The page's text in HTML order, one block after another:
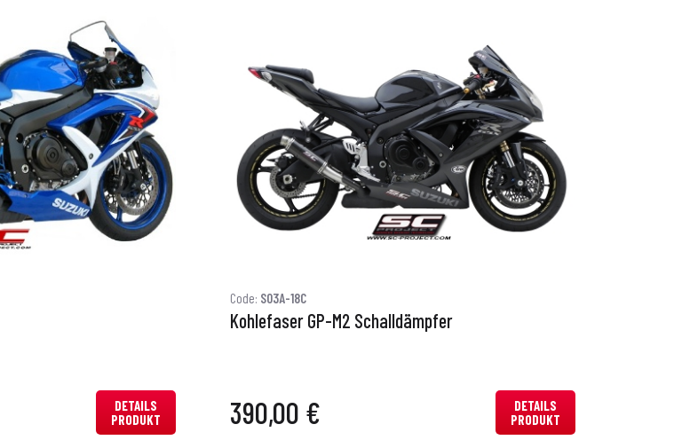
DETAILS
PRODUKT
Code: S03A-18C
Kohlefaser GP-M2 Schalldämpfer
390,00 €
DETAILS
PRODUKT